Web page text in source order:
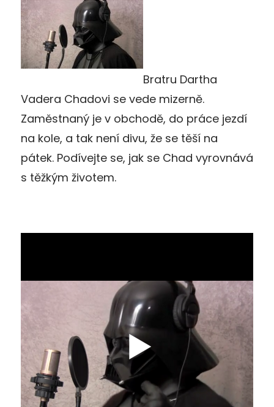
Bratru Dartha
Vadera Chadovi se vede mizerně.
Zaměstnaný je v obchodě, do práce jezdí
na kole, a tak není divu, že se těší na
pátek. Podívejte se, jak se Chad vyrovnává
s těžkým životem.